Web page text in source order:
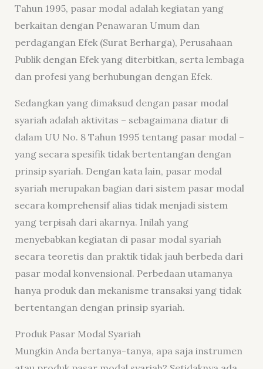
Tahun 1995, pasar modal adalah kegiatan yang
berkaitan dengan Penawaran Umum dan
perdagangan Efek (Surat Berharga), Perusahaan
Publik dengan Efek yang diterbitkan, serta lembaga
dan profesi yang berhubungan dengan Efek.
Sedangkan yang dimaksud dengan pasar modal
syariah adalah aktivitas – sebagaimana diatur di
dalam UU No. 8 Tahun 1995 tentang pasar modal –
yang secara spesifik tidak bertentangan dengan
prinsip syariah. Dengan kata lain, pasar modal
syariah merupakan bagian dari sistem pasar modal
secara komprehensif alias tidak menjadi sistem
yang terpisah dari akarnya. Inilah yang
menyebabkan kegiatan di pasar modal syariah
secara teoretis dan praktik tidak jauh berbeda dari
pasar modal konvensional. Perbedaan utamanya
hanya produk dan mekanisme transaksi yang tidak
bertentangan dengan prinsip syariah.
Produk Pasar Modal Syariah
Mungkin Anda bertanya-tanya, apa saja instrumen